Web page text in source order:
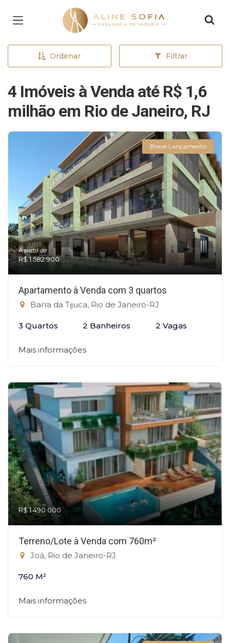
Página inicial
Ordenar Filtrar
4 Imóveis à Venda até R$ 1,6
milhão em Rio de Janeiro, RJ
Breve Lançamento
A partir de:
R$ 1.582.900
Apartamento à Venda com 3 quartos
Barra da Tijuca, Rio de Janeiro-RJ
3 Quartos 2 Banheiros 2 Vagas
Mais informações
R$ 1.490.000
Terreno/Lote à Venda com 760m²
Joá, Rio de Janeiro-RJ
760 M²
Mais informações